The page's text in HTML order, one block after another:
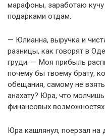
марафоны, заработаю кучу
подарками отдам.
— Юлианна, выручка и
разницы, как говорят в
груди. — Моя прибыль
почему бы твоему брату,
обещания, самому не
анахату? Юра, что
финансовых возможностях.
Юра кашлянул, поерзал на